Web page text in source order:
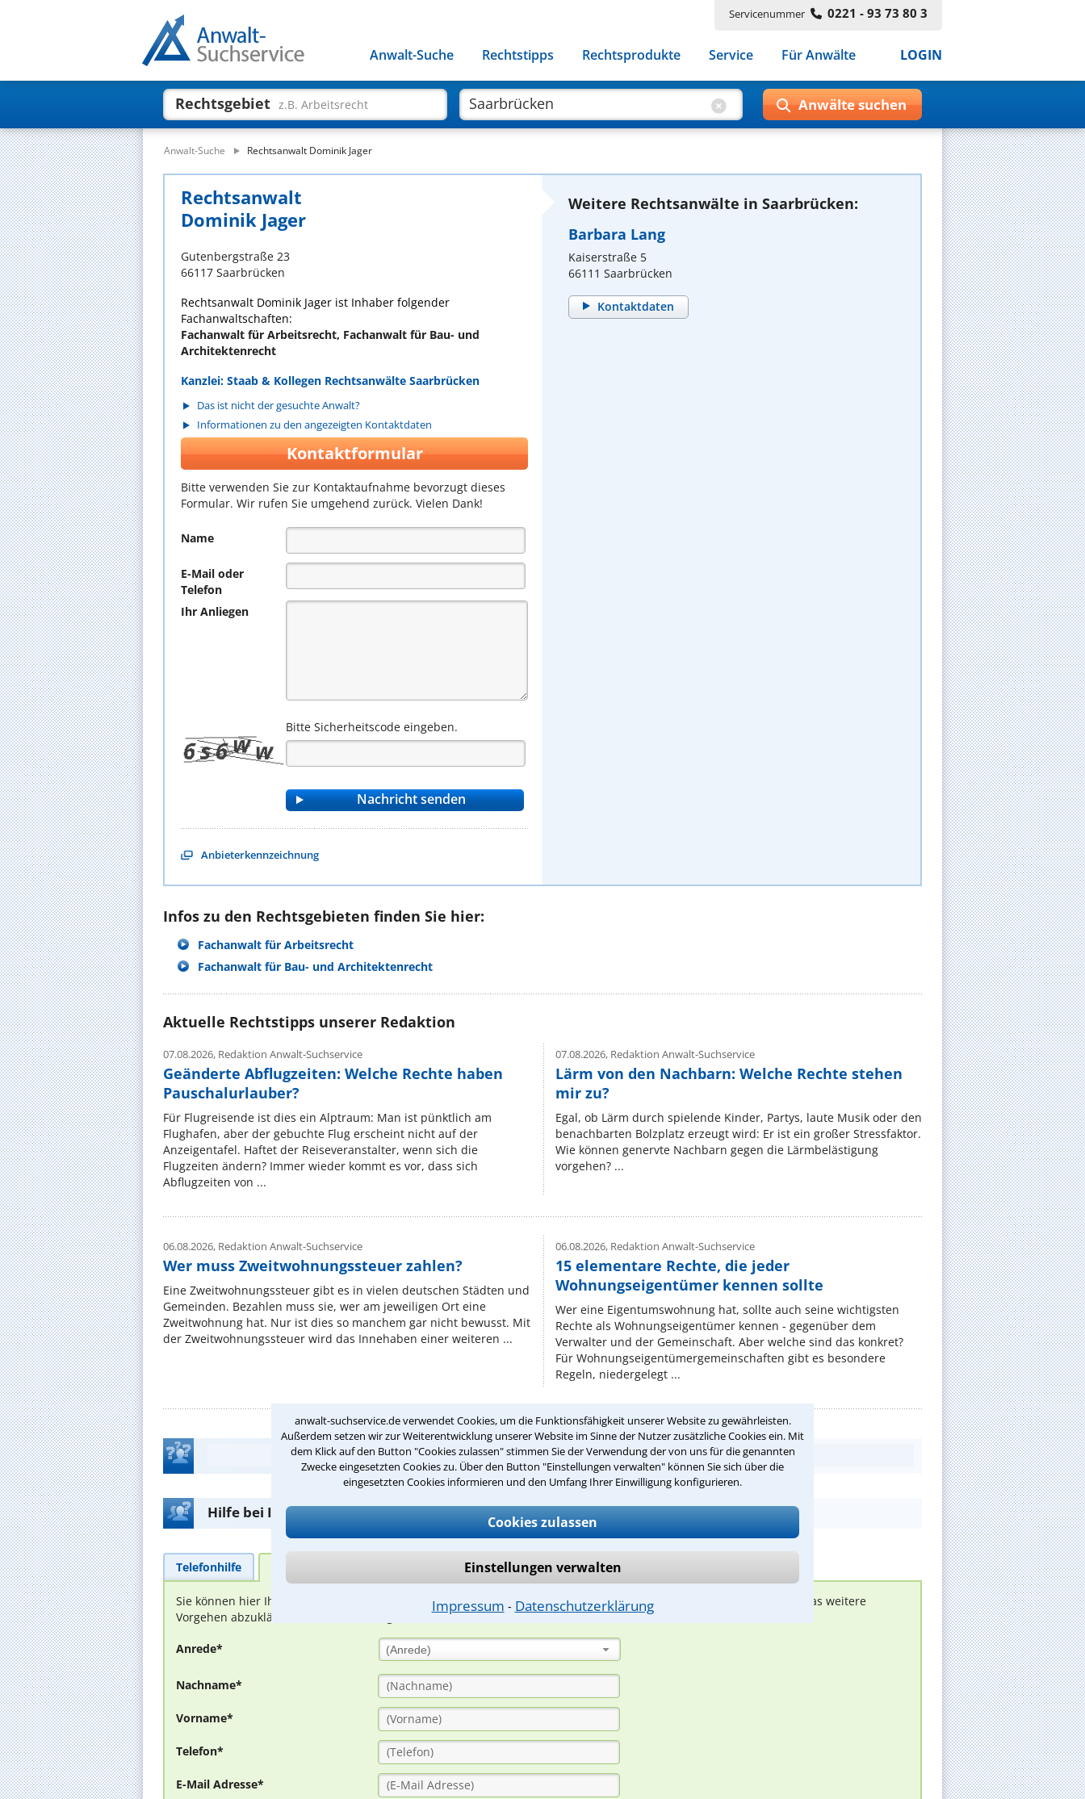
anwalt-suchservice.de verwendet Cookies, um die Funktionsfähigkeit unserer Website zu gewährleisten.
Außerdem setzen wir zur Weiterentwicklung unserer Website im Sinne der Nutzer zusätzliche Cookies ein. Mit
dem Klick auf den Button "Cookies zulassen" stimmen Sie der Verwendung der von uns für die genannten
Zwecke eingesetzten Cookies zu. Über den Button "Einstellungen verwalten" können Sie sich über die
eingesetzten Cookies informieren und den Umfang Ihrer Einwilligung konfigurieren.
Cookies zulassen
Einstellungen verwalten
Impressum ⁃ Datenschutzerklärung
Servicenummer 0221 - 93 73 80 3
Anwalt-Suche Rechtstipps Rechtsprodukte Service Für Anwälte LOGIN
Rechtsgebiet z.B. Arbeitsrecht
Anwalt-Suche Rechtsanwalt Dominik Jager
Rechtsanwalt
Dominik Jager
Gutenbergstraße 23
66117 Saarbrücken
Rechtsanwalt Dominik Jager ist Inhaber folgender
Fachanwaltschaften:
Fachanwalt für Arbeitsrecht, Fachanwalt für Bau- und
Architektenrecht
Kanzlei: Staab & Kollegen Rechtsanwälte Saarbrücken
Das ist nicht der gesuchte Anwalt?
Informationen zu den angezeigten Kontaktdaten
Kontaktformular
Bitte verwenden Sie zur Kontaktaufnahme bevorzugt dieses
Formular. Wir rufen Sie umgehend zurück. Vielen Dank!
Name
E-Mail oder
Telefon
Ihr Anliegen
Bitte Sicherheitscode eingeben.
Anbieterkennzeichnung
Weitere Rechtsanwälte in Saarbrücken:
Barbara Lang
Kaiserstraße 5
66111 Saarbrücken
Kontaktdaten
Infos zu den Rechtsgebieten finden Sie hier:
Fachanwalt für Arbeitsrecht
Fachanwalt für Bau- und Architektenrecht
Aktuelle Rechtstipps unserer Redaktion
07.08.2026, Redaktion Anwalt-Suchservice
Geänderte Abflugzeiten: Welche Rechte haben
Pauschalurlauber?
Für Flugreisende ist dies ein Alptraum: Man ist pünktlich am
Flughafen, aber der gebuchte Flug erscheint nicht auf der
Anzeigentafel. Haftet der Reiseveranstalter, wenn sich die
Flugzeiten ändern? Immer wieder kommt es vor, dass sich
Abflugzeiten von ...
07.08.2026,Redaktion Anwalt-Suchservice
Lärm von den Nachbarn: Welche Rechte stehen
mir zu?
Egal, ob Lärm durch spielende Kinder, Partys, laute Musik oder den
benachbarten Bolzplatz erzeugt wird: Er ist ein großer Stressfaktor.
Wie können genervte Nachbarn gegen die Lärmbelästigung
vorgehen? ...
06.08.2026, Redaktion Anwalt-Suchservice
Wer muss Zweitwohnungssteuer zahlen?
Eine Zweitwohnungssteuer gibt es in vielen deutschen Städten und
Gemeinden. Bezahlen muss sie, wer am jeweiligen Ort eine
Zweitwohnung hat. Nur ist dies so manchem gar nicht bewusst. Mit
der Zweitwohnungssteuer wird das Innehaben einer weiteren ...
06.08.2026,Redaktion Anwalt-Suchservice
15 elementare Rechte, die jeder
Wohnungseigentümer kennen sollte
Wer eine Eigentumswohnung hat, sollte auch seine wichtigsten
Rechte als Wohnungseigentümer kennen - gegenüber dem
Verwalter und der Gemeinschaft. Aber welche sind das konkret?
Für Wohnungseigentümergemeinschaften gibt es besondere
Regeln, niedergelegt ...
Teste Dein Rechtswissen
Hilfe bei Ihrer Anwaltsuche?
Telefonhilfe
Sie können hier Ihren Fall schildern. Anschließend werden sich spezialisierte Rechtsanwälte bei Ihnen melden, um das weitere
Vorgehen abzuklären. Die Rückmeldung durch einen Anwalt ist für Sie kostenlos.
Anrede* (Anrede)
Nachname*
Vorname*
Telefon*
E-Mail Adresse*